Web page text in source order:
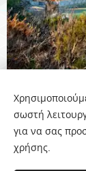
Share
σωστή
για να σας
χρήσης.